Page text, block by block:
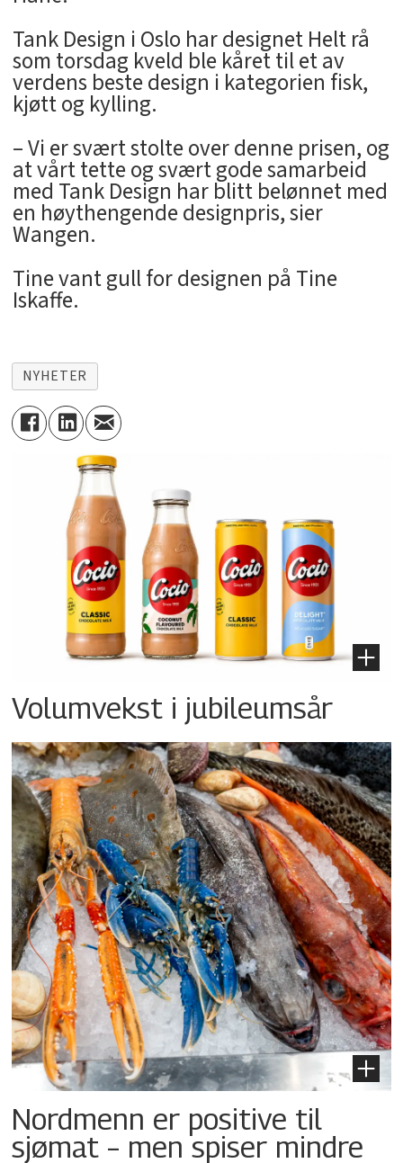
Tank Design i Oslo har designet Helt rå
som torsdag kveld ble kåret til et av
verdens beste design i kategorien fisk,
kjøtt og kylling.
– Vi er svært stolte over denne prisen, og
at vårt tette og svært gode samarbeid
med Tank Design har blitt belønnet med
en høythengende designpris, sier
Wangen.
Tine vant gull for designen på Tine
Iskaffe.
NYHETER
Volumvekst i jubileumsår
Nordmenn er positive til
sjømat – men spiser mindre